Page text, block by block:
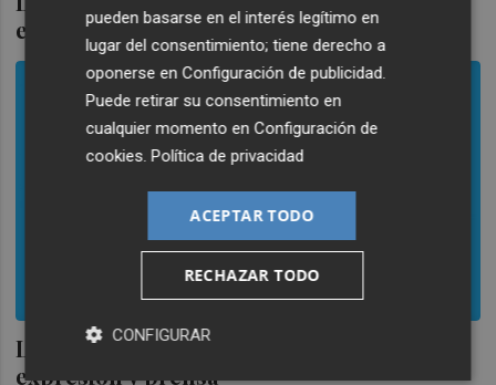
expresión
Las redes sociales y las libertades de
expresión y prensa
pueden basarse en el interés legítimo en
lugar del consentimiento; tiene derecho a
oponerse enConfiguración de publicidad
Puede retirar su consentimiento en
cualquier momento enConfiguración de
cookies .Política de privacidad
ACEPTAR TODO
RECHAZAR TODO
CONFIGURAR